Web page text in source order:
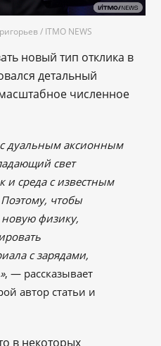
/ ITMO NEWS
новый тип отклика в
детальный
численное
с дуальным аксионным
свет
и среда с известным
чтобы
новую физику,
с зарядами,
, — рассказывает
автор статьи и
в некоторых